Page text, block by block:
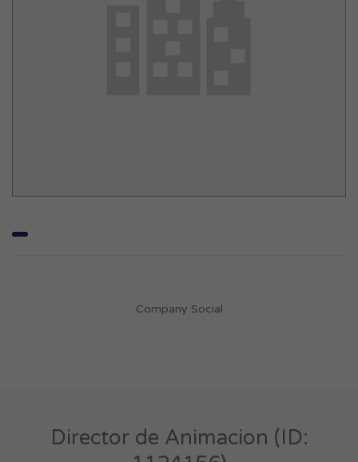
Company Social
Director de Animacion (ID: